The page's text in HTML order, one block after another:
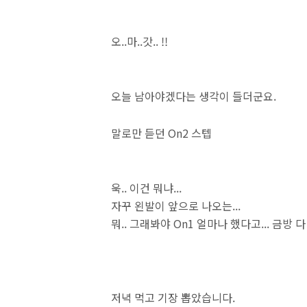
오..마..갓.. !!
오늘 남아야겠다는 생각이 들더군요.
말로만 듣던 On2 스텝
욱.. 이건 뭐냐...
자꾸 왼발이 앞으로 나오는...
뭐.. 그래봐야 On1 얼마나 했다고... 금방
저녁 먹고 기장 뽑았습니다.